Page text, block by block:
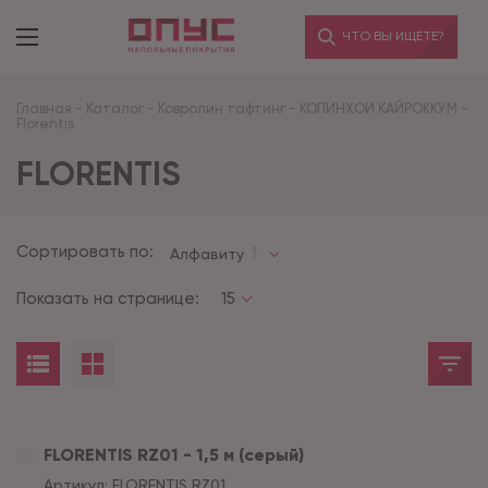
ЧТО ВЫ ИЩЕТЕ?
Главная - Каталог - Ковролин тафтинг - КОЛИНХОИ КАЙРОККУМ -
Florentis
FLORENTIS
Сортировать по: Алфавиту
Показать на странице: 15
FLORENTIS RZ01 - 1,5 м (cерый)